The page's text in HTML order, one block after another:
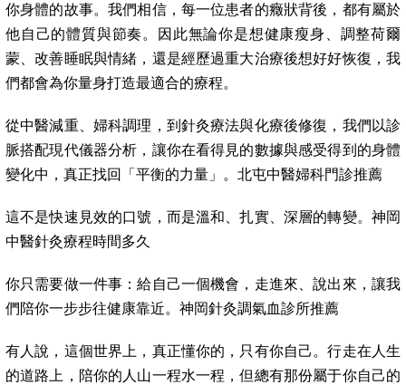
你身體的故事。我們相信，每一位患者的癥狀背後，都有屬於
他自己的體質與節奏。因此無論你是想健康瘦身、調整荷爾
蒙、改善睡眠與情緒，還是經歷過重大治療後想好好恢復，我
們都會為你量身打造最適合的療程。
從中醫減重、婦科調理，到針灸療法與化療後修復，我們以診
脈搭配現代儀器分析，讓你在看得見的數據與感受得到的身體
變化中，真正找回「平衡的力量」。北屯中醫婦科門診推薦
這不是快速見效的口號，而是溫和、扎實、深層的轉變。神岡
中醫針灸療程時間多久
你只需要做一件事：給自己一個機會，走進來、說出來，讓我
們陪你一步步往健康靠近。神岡針灸調氣血診所推薦
有人說，這個世界上，真正懂你的，只有你自己。行走在人生
的道路上，陪你的人山一程水一程，但總有那份屬于你自己的